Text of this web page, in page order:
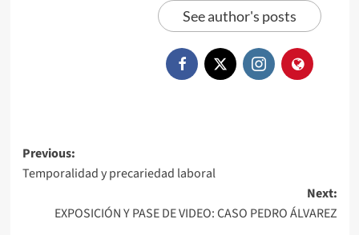
See author's posts
Previous:
Temporalidad y precariedad laboral
Next:
EXPOSICIÓN Y PASE DE VIDEO: CASO PEDRO ÁLVAREZ